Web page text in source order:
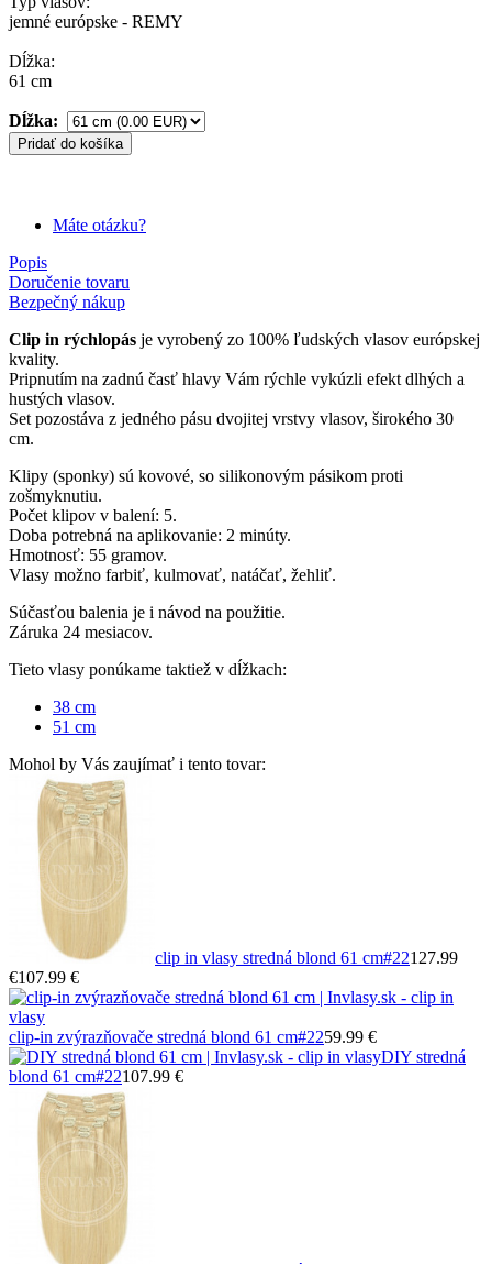
jemné európske - REMY
Dĺžka:
61 cm
Dĺžka:
Pridať do košíka
Máte otázku?
Popis
Doručenie tovaru
Bezpečný nákup
Clip in rýchlopás je vyrobený zo 100% ľudských vlasov európskej
kvality.
Pripnutím na zadnú časť hlavy Vám rýchle vykúzli efekt dlhých a
hustých vlasov.
Set pozostáva z jedného pásu dvojitej vrstvy vlasov, širokého 30
cm.
Klipy (sponky) sú kovové, so silikonovým pásikom proti
zošmyknutiu.
Počet klipov v balení: 5.
Doba potrebná na aplikovanie: 2 minúty.
Hmotnosť: 55 gramov.
Vlasy možno farbiť, kulmovať, natáčať, žehliť.
Súčasťou balenia je i návod na použitie.
Záruka 24 mesiacov.
Tieto vlasy ponúkame taktiež v dĺžkach:
38 cm
51 cm
Mohol by Vás zaujímať i tento tovar:
clip in vlasy stredná blond 61 cm#22127.99
€107.99 €
clip-in zvýrazňovače stredná blond 61 cm#2259.99 €
DIY stredná
blond 61 cm#22107.99 €